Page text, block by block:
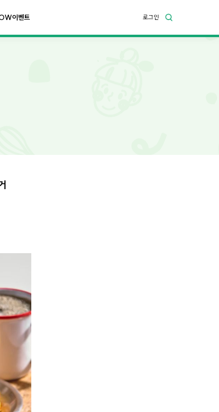
이벤트 로그인